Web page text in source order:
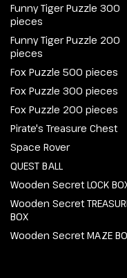
Funny Tiger Puzzle 300
pieces
Funny Tiger Puzzle 200
pieces
Fox Puzzle 500 pieces
Fox Puzzle 300 pieces
Fox Puzzle 200 pieces
Pirate's Treasure Chest
Space Rover
QUEST BALL
Wooden Secret LOCK
Wooden Secret
BOX
Wooden Secret MAZE